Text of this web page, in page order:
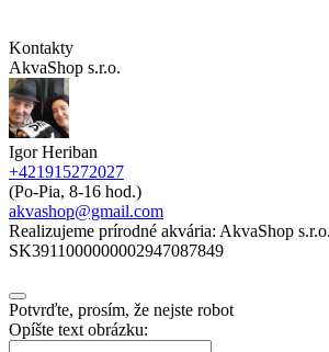
Kontakty
AkvaShop s.r.o.
Igor Heriban
+421915272027
(Po-Pia, 8-16 hod.)
akvashop@gmail.com
Realizujeme prírodné akvária: AkvaShop
SK3911000000002947087849
Potvrďte, prosím, že nejste robot
Opíšte text obrázku: